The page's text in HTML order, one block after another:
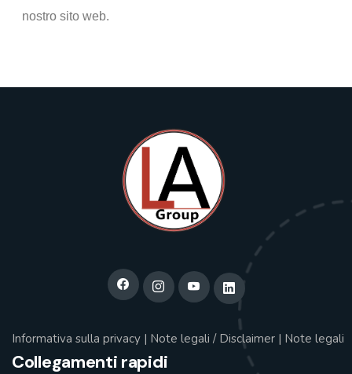
nostro sito web.
Informativa sulla privacy | Note legali / Disclaimer | Note legali
Collegamenti rapidi